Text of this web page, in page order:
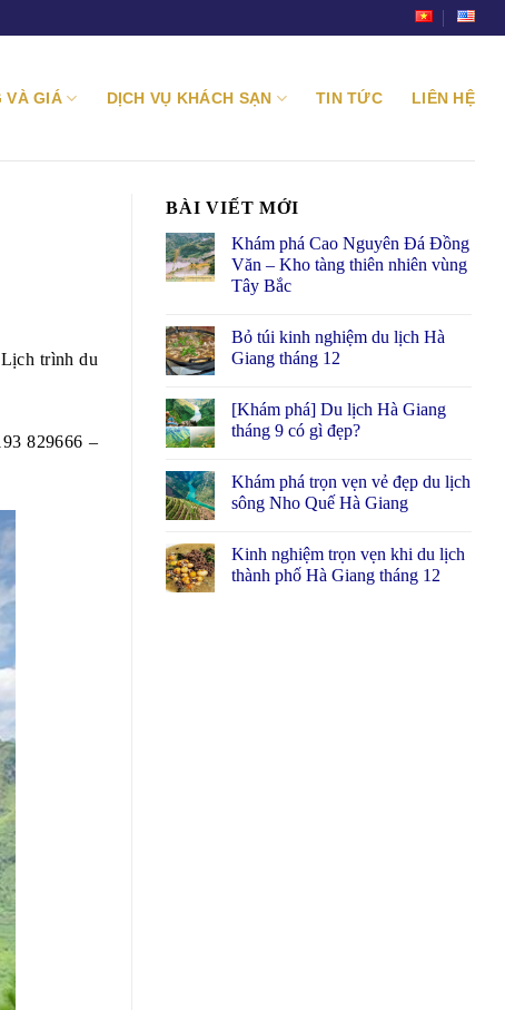
VÀ GIÁ DỊCH VỤ KHÁCH SẠN TIN TỨC LIÊN HỆ
trình du
829666 –
BÀI VIẾT MỚI
Khám phá Cao Nguyên Đá Đồng
Văn – Kho tàng thiên nhiên vùng
Tây Bắc
Bỏ túi kinh nghiệm du lịch Hà
Giang tháng 12
[Khám phá] Du lịch Hà Giang
tháng 9 có gì đẹp?
Khám phá trọn vẹn vẻ đẹp du lịch
sông Nho Quế Hà Giang
Kinh nghiệm trọn vẹn khi du lịch
thành phố Hà Giang tháng 12